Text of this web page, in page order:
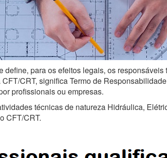
define, para os efeitos legais, os
CRT, significa Termo de
profissionais ou empresas.
técnicas de natureza Hidráulica,
CFT/CRT.